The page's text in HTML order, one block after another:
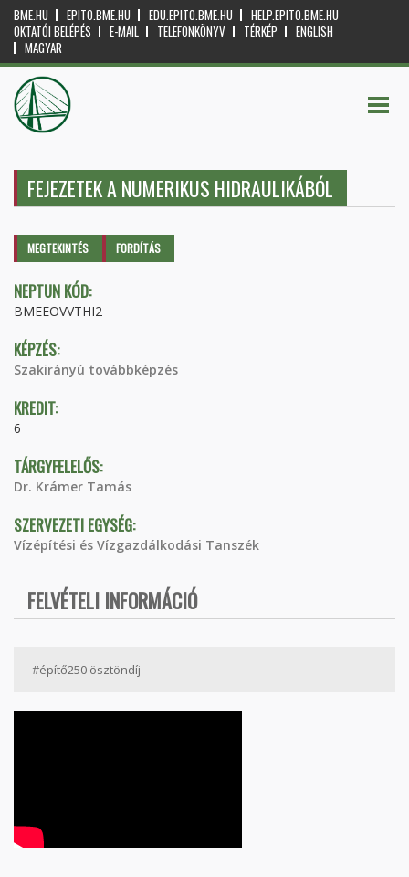
BME.HU EPITO.BME.HU EDU.EPITO.BME.HU
HELP.EPITO.BME.HU
OKTATÓI BELÉPÉS
E-MAIL TELEFONKÖNYV TÉRKÉP
ENGLISH
MAGYAR
FEJEZETEK A NUMERIKUS HIDRAULIKÁBÓL
Elsődleges fülek
MEGTEKINTÉS (AKTÍVFORDÍTÁS
NEPTUN KÓD:
BMEEOVVTHI2
KÉPZÉS:
Szakirányú továbbképzés
KREDIT:
6
TÁRGYFELELŐS:
Dr. Krámer Tamás
SZERVEZETI EGYSÉG:
Vízépítési és Vízgazdálkodási Tanszék
FELVÉTELI INFORMÁCIÓ
#építő250 ösztöndíj